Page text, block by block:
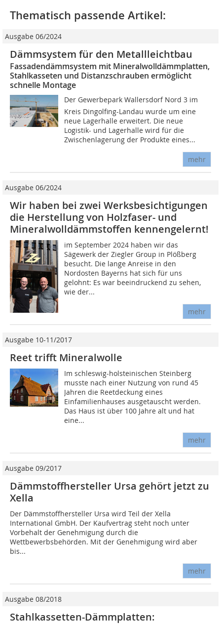
Thematisch passende Artikel:
Ausgabe 06/2024
Dämmsystem für den Metallleichtbau
Fassadendämmsystem mit Mineralwolldämmplatten,
Stahlkasseten und Distanzschrauben ermöglicht
schnelle Montage
Der Gewerbepark Wallersdorf Nord 3 im
Kreis Dingolfing-Landau wurde um eine
neue Lagerhalle erweitert. Die neue
Logistik- und Lagerhalle wird für die
Zwischenlagerung der Produkte eines...
mehr
Ausgabe 06/2024
Wir haben bei zwei Werksbesichtigungen
die Herstellung von Holzfaser- und
Mineralwolldämmstoffen kennengelernt!
im September 2024 haben wir das
Sägewerk der Ziegler Group in Plößberg
besucht. Die lange Anreise in den
Nordosten Bayerns hat sich für uns
gelohnt: Es war beeindruckend zu sehen,
wie der...
mehr
Ausgabe 10-11/2017
Reet trifft Mineralwolle
Im schleswig-holsteinischen Steinberg
musste nach einer Nutzung von rund 45
Jahren die Reetdeckung eines
Einfamilienhauses ausgetauscht werden.
Das Haus ist über 100 Jahre alt und hat
eine...
mehr
Ausgabe 09/2017
Dämmstoffhersteller Ursa gehört jetzt zu
Xella
Der Dämmstoffhersteller Ursa wird Teil der Xella
International GmbH. Der Kaufvertrag steht noch unter
Vorbehalt der Genehmigung durch die
Wettbewerbsbehörden. Mit der Genehmigung wird aber
bis...
mehr
Ausgabe 08/2018
Stahlkassetten-Dämmplatten: